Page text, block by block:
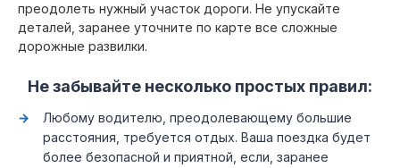
преодолеть нужный участок дороги. Не упускайте
деталей, заранее уточните по карте все сложные
дорожные развилки.
Не забывайте несколько простых правил:
Любому водителю, преодолевающему большие
расстояния, требуется отдых. Ваша поездка будет
более безопасной и приятной, если, заранее